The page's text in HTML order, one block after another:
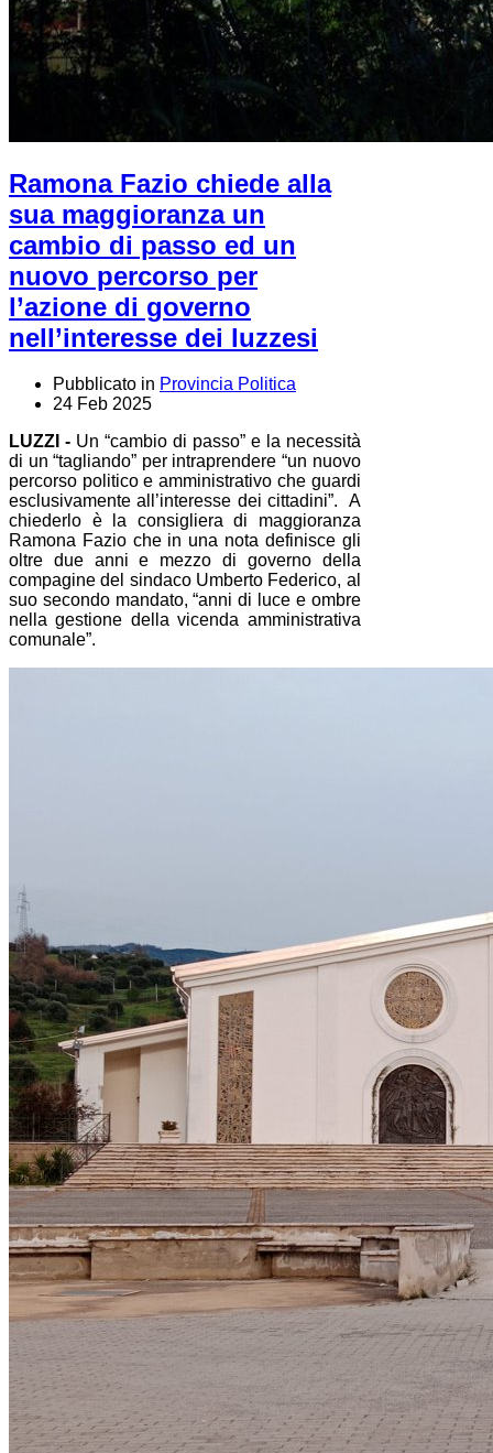
Ramona Fazio chiede alla
sua maggioranza un
cambio di passo ed un
nuovo percorso per
l’azione di governo
nell’interesse dei luzzesi
Pubblicato in Provincia Politica
24 Feb 2025
LUZZI -Un “cambio di passo” e la necessità
di un “tagliando” per intraprendere “un nuovo
percorso politico e amministrativo che guardi
esclusivamente all’interesse dei cittadini”. A
chiederlo è la consigliera di maggioranza
Ramona Fazio che in una nota definisce gli
oltre due anni e mezzo di governo della
compagine del sindaco Umberto Federico, al
suo secondo mandato, “anni di luce e ombre
nella gestione della vicenda amministrativa
comunale”.